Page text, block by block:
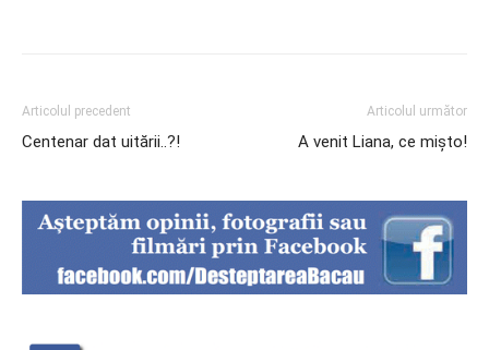
Articolul precedent
Centenar dat uitării..?!
Articolul următor
A venit Liana, ce mișto!